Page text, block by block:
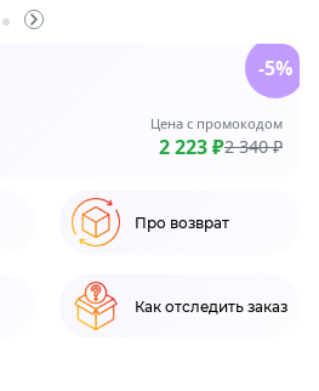
Цена с промокодом
2 223 ₽2 340 ₽
-5%
Про возврат
Как отследить заказ